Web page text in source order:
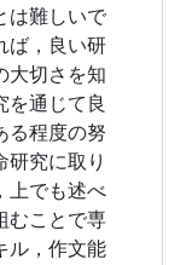
は難しいで
ば，良い研
大切さを知
を通じて良
る程度の努
研究に取り
上でも述べ
むことで専
ル，作文能